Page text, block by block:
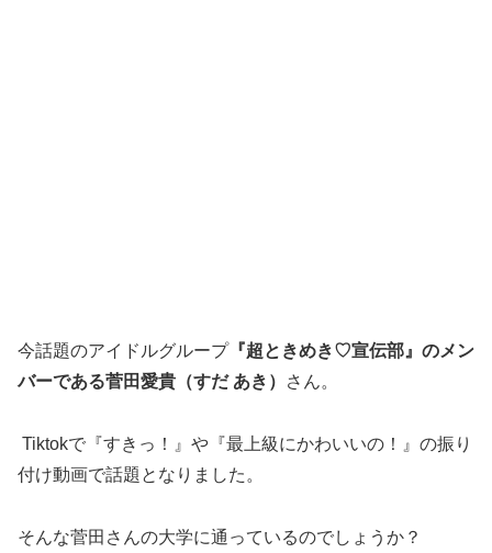
今話題のアイドルグループ 『超ときめき♡宣伝部』のメン
バーである菅田愛貴（すだ あき）
さん。
Tiktokで『すきっ！』や『最上級にかわいいの！』の振り
付け動画で話題となりました。
そんな菅田さんの大学に通っているのでしょうか？